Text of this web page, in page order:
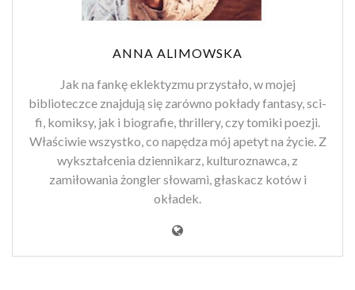
ANNA ALIMOWSKA
Jak na fankę eklektyzmu przystało, w mojej
biblioteczce znajdują się zarówno pokłady fantasy, sci-
fi, komiksy, jak i biografie, thrillery, czy tomiki poezji.
Właściwie wszystko, co napędza mój apetyt na życie. Z
wykształcenia dziennikarz, kulturoznawca, z
zamiłowania żongler słowami, głaskacz kotów i
okładek.